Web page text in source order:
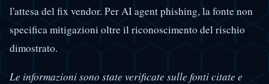
l'attesa del fix vendor. Per AI agent phishing, la fonte non
specifica mitigazioni oltre il riconoscimento del rischio
dimostrato.
Le informazioni sono state verificate sulle fonti citate e